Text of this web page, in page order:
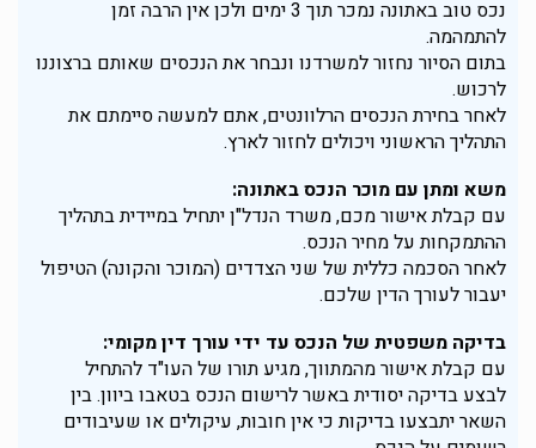
נכס טוב באתונה נמכר תוך 3 ימים ולכן אין הרבה זמן
להתמהמה.
בתום הסיור נחזור למשרדנו ונבחר את הנכסים שאותם ברצוננו
לרכוש.
לאחר בחירת הנכסים הרלוונטים, אתם למעשה סיימתם את
התהליך הראשוני ויכולים לחזור לארץ.
משא ומתן עם מוכר הנכס באתונה:
עם קבלת אישור מכם, משרד הנדל"ן יתחיל במיידית בתהליך
ההתמקחות על מחיר הנכס.
לאחר הסכמה כללית של שני הצדדים (המוכר והקונה) הטיפול
יעבור לעורך הדין שלכם.
בדיקה משפטית של הנכס עד ידי עורך דין מקומי:
עם קבלת אישור מהמתווך, מגיע תורו של העו"ד להתחיל
לבצע בדיקה יסודית באשר לרישום הנכס בטאבו ביוון. בין
השאר יתבצעו בדיקות כי אין חובות, עיקולים או שעיבודים